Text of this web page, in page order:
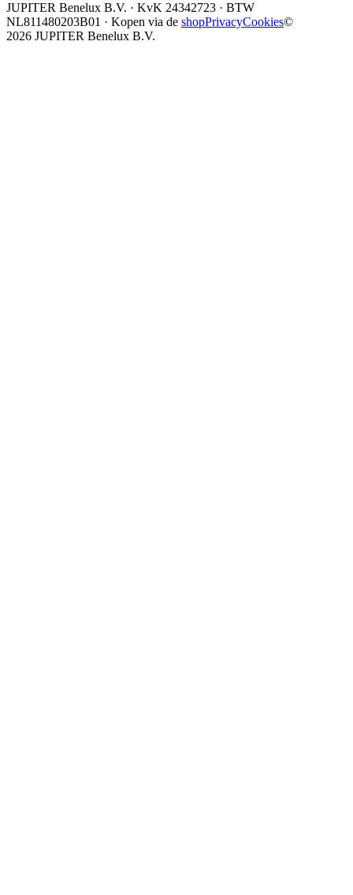
JUPITER Benelux B.V. · KvK 24342723 · BTW
NL811480203B01 · Kopen via de shopPrivacyCookies©
2026 JUPITER Benelux B.V.